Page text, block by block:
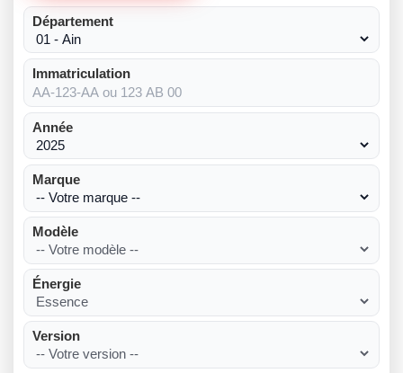
Département
Immatriculation
Année
Marque
Modèle
Énergie
Version